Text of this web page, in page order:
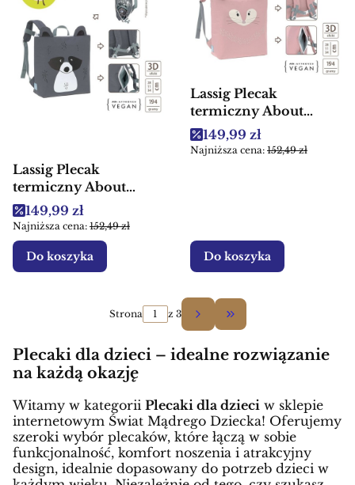
Lassig Plecak
termiczny About
Friends Szop dla
dzieci
Cena promocyjna
149,99 zł
Najniższa cena: 152,49 zł
Do koszyka
Lassig Plecak
termiczny About
Friends Szynszyla
Cena promocyjna
149,99 zł
Najniższa cena: 152,49 zł
Do koszyka
Strona z 3 Przejdź do ostatniej
Plecaki dla dzieci – idealne rozwiązanie
na każdą okazję
Witamy w kategorii Plecaki dla dzieci w sklepie
internetowym Świat Mądrego Dziecka! Oferujemy
szeroki wybór plecaków, które łączą w sobie
funkcjonalność, komfort noszenia i atrakcyjny
design, idealnie dopasowany do potrzeb dzieci w